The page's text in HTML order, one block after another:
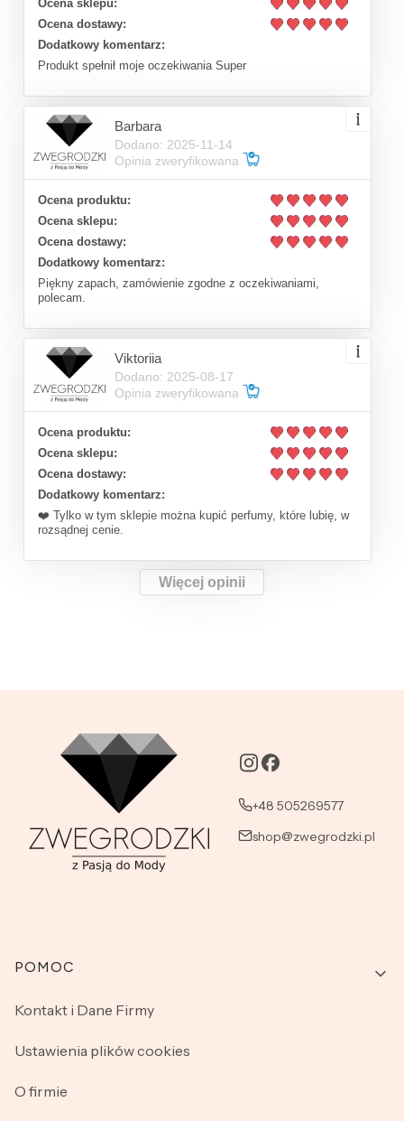
Ocena sklepu:
Ocena dostawy:
Dodatkowy komentarz:
Produkt spełnił moje oczekiwania Super
Barbara
Dodano: 2025-11-14
Opinia zweryfikowana
Ocena produktu:
Ocena sklepu:
Ocena dostawy:
Dodatkowy komentarz:
Piękny zapach, zamówienie zgodne z oczekiwaniami,
polecam.
Viktoriia
Dodano: 2025-08-17
Opinia zweryfikowana
Ocena produktu:
Ocena sklepu:
Ocena dostawy:
Dodatkowy komentarz:
❤️ Tylko w tym sklepie można kupić perfumy, które lubię, w
rozsądnej cenie.
Więcej opinii
+48 505269577
shop@zwegrodzki.pl
Linki w stopce
POMOC
Kontakt i Dane Firmy
Ustawienia plików cookies
O firmie